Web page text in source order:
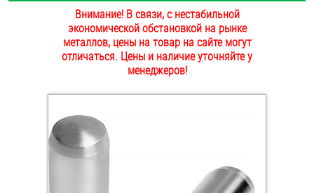
НАШИ МАГАЗИНЫ
Дюбели
Дюймовый крепёж
Заклепки (Гайки-Заклепки)
Внимание! В связи, с нестабильной
экономической обстановкой на рынке
металлов, цены на товар на сайте могут
отличаться. Цены и наличие уточняйте у
менеджеров!